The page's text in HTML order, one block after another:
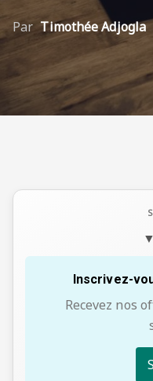
Par Timothée Adjogla
Par Timothée Adjogla
▼
Inscrivez-
Recevez nos